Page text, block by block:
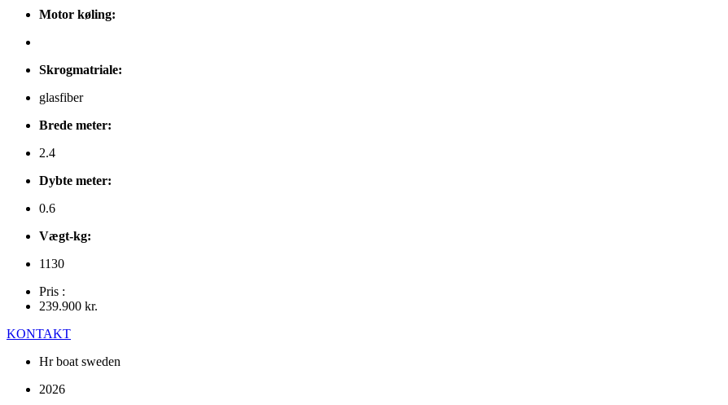
Motor køling:
Skrogmatriale:
glasfiber
Brede meter:
2.4
Dybte meter:
0.6
Vægt-kg:
1130
Pris :
239.900 kr.
KONTAKT
Hr boat sweden
2026